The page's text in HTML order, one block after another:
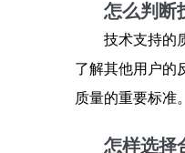
怎么判断
技术支持的
了解其他用户的
质量的重要标准。
怎样选择